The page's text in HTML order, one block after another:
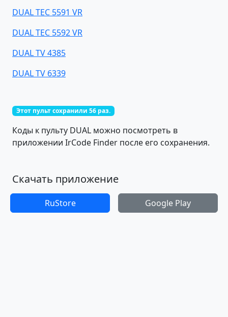
DUAL TEC 5591 VR
DUAL TEC 5592 VR
DUAL TV 4385
DUAL TV 6339
Этот пульт сохранили 56 раз.
Коды к пульту DUAL можно посмотреть в
приложении IrCode Finder после его сохранения.
Скачать приложение
RuStore Google Play